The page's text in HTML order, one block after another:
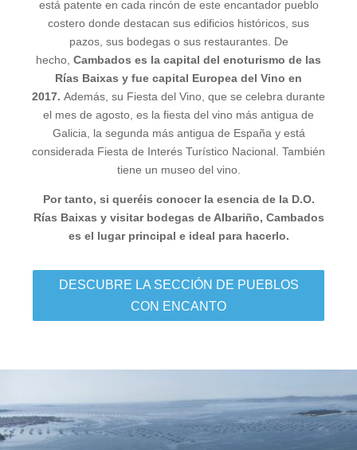
está patente en cada rincón de este encantador pueblo
costero donde destacan sus edificios históricos, sus
pazos, sus bodegas o sus restaurantes. De
hecho, Cambados es la capital del enoturismo de las
Rías Baixas y fue capital Europea del Vino en
2017. Además, su Fiesta del Vino, que se celebra durante
el mes de agosto, es la fiesta del vino más antigua de
Galicia, la segunda más antigua de España y está
considerada Fiesta de Interés Turístico Nacional. También
tiene un museo del vino.
Por tanto, si queréis conocer la esencia de la D.O.
Rías Baixas y visitar bodegas de Albariño, Cambados
es el lugar principal e ideal para hacerlo.
DESCUBRE LA SECCIÓN DE PUEBLOS
CON ENCANTO